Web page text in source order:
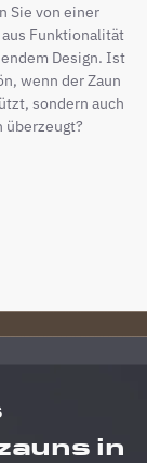
Sie von einer
Funktionalität
Design. Ist
wenn der Zaun
sondern auch
überzeugt?
in